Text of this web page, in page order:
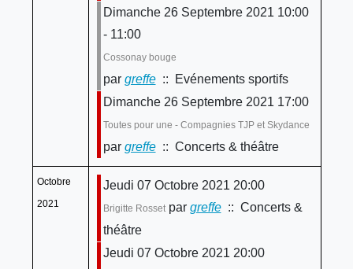
Dimanche 26 Septembre 2021 10:00
- 11:00
Cossonay bouge
par greffe:: Evénements sportifs
Dimanche 26 Septembre 2021 17:00
Toutes pour une - Compagnies TJP et Skydance
par greffe:: Concerts & théâtre
Octobre
2021
Jeudi 07 Octobre 2021 20:00
Brigitte Rossetpar greffe:: Concerts &
théâtre
Jeudi 07 Octobre 2021 20:00